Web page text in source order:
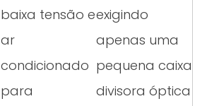
baixa tensão e
ar
condicionado
para
exigindo
apenas uma
pequena caixa
divisora ​​óptica